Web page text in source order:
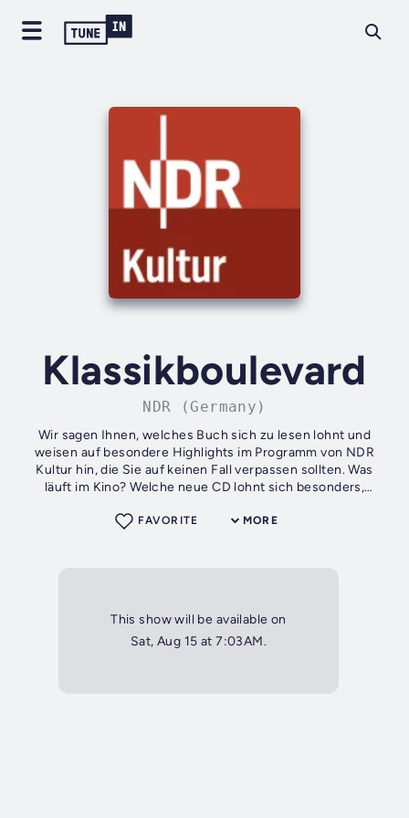
Klassikboulevard
NDR (Germany)
Wir sagen Ihnen, welches Buch sich zu lesen lohnt und
weisen auf besondere Highlights im Programm von NDR
Kultur hin, die Sie auf keinen Fall verpassen sollten. Was
läuft im Kino? Welche neue CD lohnt sich besonders,
MORE
FAVORITE
This show will be available on
Sat, Aug 15 at 7:03AM.